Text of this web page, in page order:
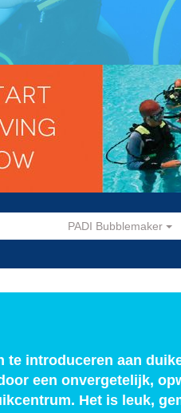
PADI Bubblemaker
te introduceren aan
een onvergetelijk,
Het is leuk,